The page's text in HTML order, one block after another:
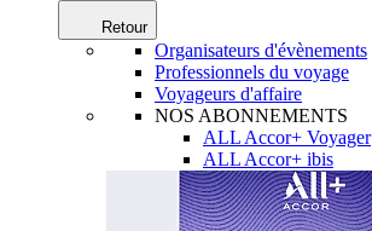
Retour
Organisateurs d'évènements
Professionnels du voyage
Voyageurs d'affaire
NOS ABONNEMENTS
ALL Accor+ Voyager
ALL Accor+ ibis